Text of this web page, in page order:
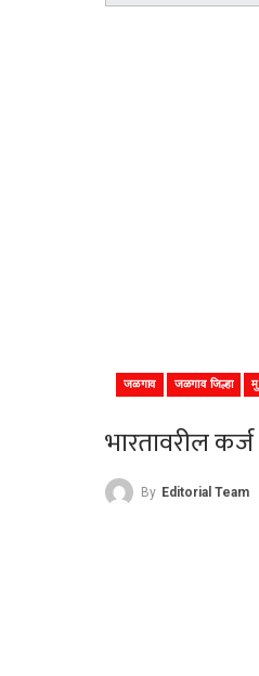
जळगाव जळगाव जिल्हा
भारतावरील
By Editorial Team